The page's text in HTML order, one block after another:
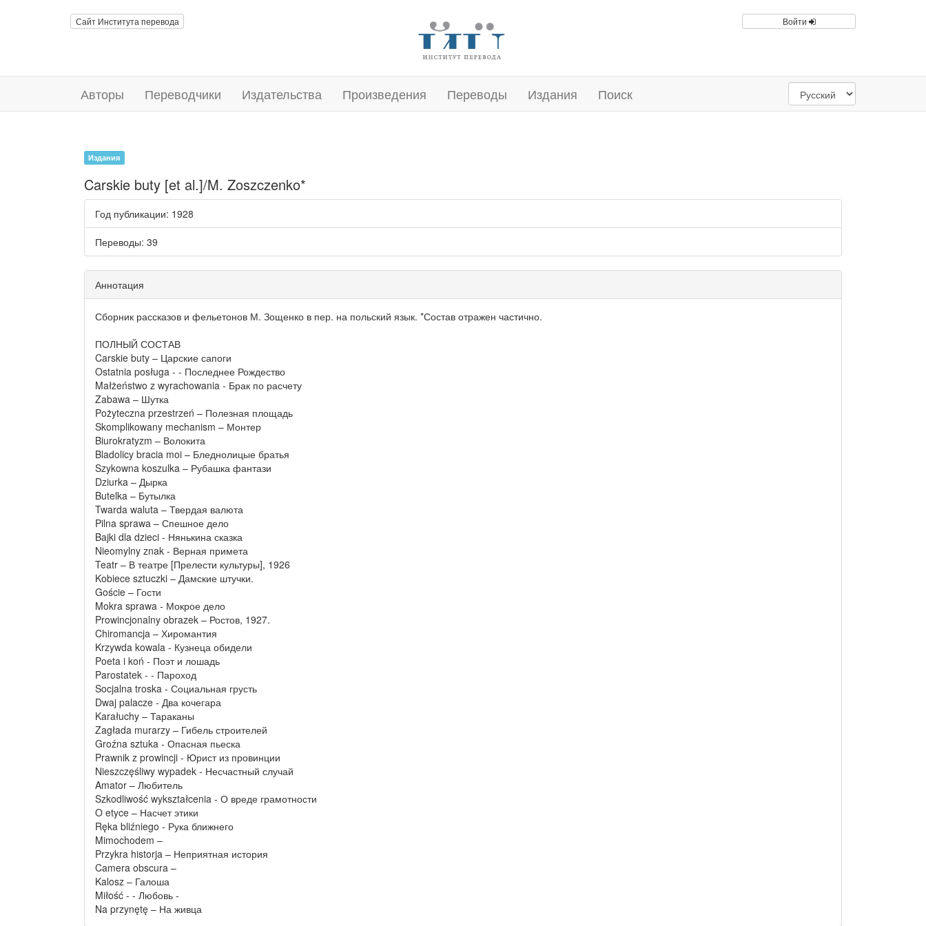
Сайт Института перевода Войти
Авторы Переводчики Издательства Произведения Переводы Издания Поиск
Издания
Carskie buty [et al.]/M. Zoszczenko*
Год публикации: 1928
Переводы: 39
Аннотация
Сборник рассказов и фельетонов М. Зощенко в пер. на польский язык. *Состав отражен частично.
ПОЛНЫЙ СОСТАВ
Carskie buty – Царские сапоги
Ostatnia posługa - - Последнее Рождество
Małżeństwo z wyrachowania - Брак по расчету
Zabawa – Шутка
Pożyteczna przestrzeń – Полезная площадь
Skomplikowany mechanism – Монтер
Biurokratyzm – Волокита
Bladolicy bracia moi – Бледнолицые братья
Szykowna koszulka – Рубашка фантази
Dziurka – Дырка
Butelka – Бутылка
Twarda waluta – Твердая валюта
Pilna sprawa – Спешное дело
Bajki dla dzieci - Нянькина сказка
Nieomylny znak - Верная примета
Teatr – В театре [Прелести культуры], 1926
Kobiece sztuczki – Дамские штучки.
Goście – Гости
Mokra sprawa - Мокрое дело
Prowincjonalny obrazek – Ростов, 1927.
Chiromancja – Хиромантия
Krzywda kowala - Кузнеца обидели
Poeta i koń - Поэт и лошадь
Parostatek - - Пароход
Socjalna troska - Социальная грусть
Dwaj palacze - Два кочегара
Karałuchy – Тараканы
Zagłada murarzy – Гибель строителей
Groźna sztuka - Опасная пьеска
Prawnik z prowincji - Юрист из провинции
Nieszczęśliwy wypadek - Несчастный случай
Amator – Любитель
Szkodliwość wykształcenia - О вреде грамотности
O etyce – Насчет этики
Ręka bliźniego - Рука ближнего
Mimochodem –
Przykra historja – Неприятная история
Camera obscura –
Kalosz – Галоша
Miłość - - Любовь -
Na przynętę – На живца